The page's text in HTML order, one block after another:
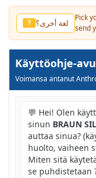
? لغة أخرى؟
Pick
send
Käyttöohje-
Voimansa antanut
💬 Hei! Olen
sinun BRAUN
auttaa sinua?
huolto, vaiheen
Miten sitä
se puhdistetaan